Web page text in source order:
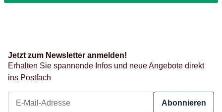
Jetzt zum Newsletter anmelden!
Erhalten Sie spannende Infos und neue Angebote direkt
ins Postfach
Abonnieren